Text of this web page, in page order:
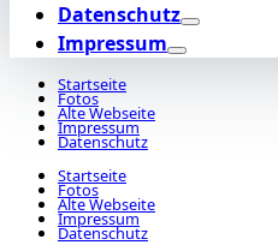
Datenschutz
Impressum
Startseite
Fotos
Alte Webseite
Impressum
Datenschutz
Startseite
Fotos
Alte Webseite
Impressum
Datenschutz